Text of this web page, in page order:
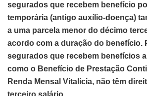
segurados que recebem benefício
temporária (antigo auxílio-doença)
a uma parcela menor do décimo
acordo com a duração do benefício.
segurados que recebem benefícios
como o Benefício de Prestação
Renda Mensal Vitalícia, não têm